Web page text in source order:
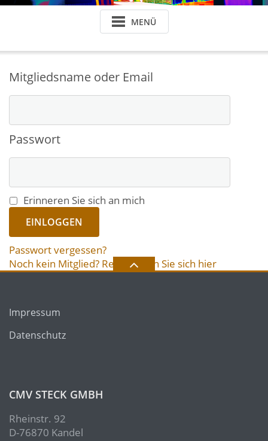
MENÜ
Mitgliedsname oder Email
Passwort
Erinneren Sie sich an mich
Passwort vergessen?
Noch kein Mitglied? Registrieren Sie sich hier
Impressum
Datenschutz
CMV STECK GMBH
Rheinstr. 92
D-76870 Kandel